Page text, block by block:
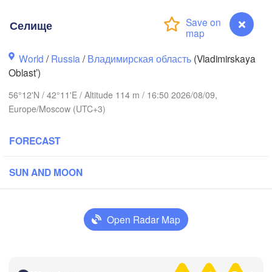
Селище
World /Russia /Владимирская область (Vladimirskaya
Oblast’)
56°12'N / 42°11'E / Altitude 114 m / 16:50 2026/08/09,
Europe/Moscow (UTC+3)
FORECAST
SUN AND MOON
Open Radar Map
Вологда
(Vologda)